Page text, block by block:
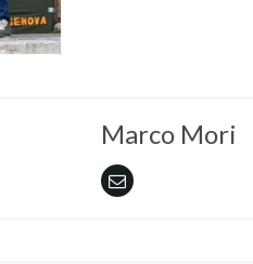
Marco Mori